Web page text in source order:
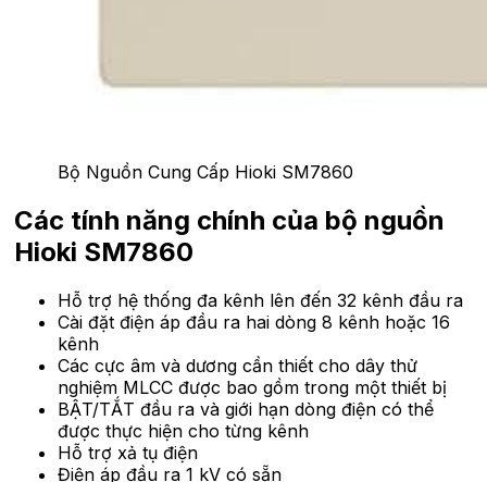
Bộ Nguồn Cung Cấp Hioki SM7860
Các tính năng chính của bộ nguồn
Hioki SM7860
Hỗ trợ hệ thống đa kênh lên đến 32 kênh đầu ra
Cài đặt điện áp đầu ra hai dòng 8 kênh hoặc 16
kênh
Các cực âm và dương cần thiết cho dây thử
nghiệm MLCC được bao gồm trong một thiết bị
BẬT/TẮT đầu ra và giới hạn dòng điện có thể
được thực hiện cho từng kênh
Hỗ trợ xả tụ điện
Điện áp đầu ra 1 kV có sẵn